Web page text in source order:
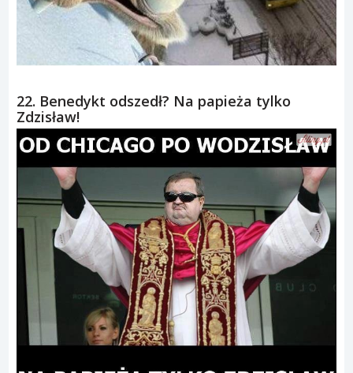
22. Benedykt odszedł? Na papieża tylko
Zdzisław!